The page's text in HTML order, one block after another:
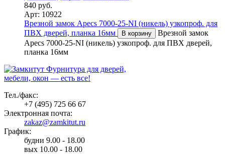
840 руб.
Арт: 10922
Врезной замок Apecs 7000-25-NI (никель) узкопроф. для
ПВХ дверей, планка 16мм
В корзину
Врезной замок
Apecs 7000-25-NI (никель) узкопроф. для ПВХ дверей,
планка 16мм
Фурнитура для дверей,
мебели, окон — есть все!
Тел./факс:
+7 (495) 725 66 67
Электронная почта:
zakaz@zamkitut.ru
График:
будни 9.00 - 18.00
вых 10.00 - 18.00